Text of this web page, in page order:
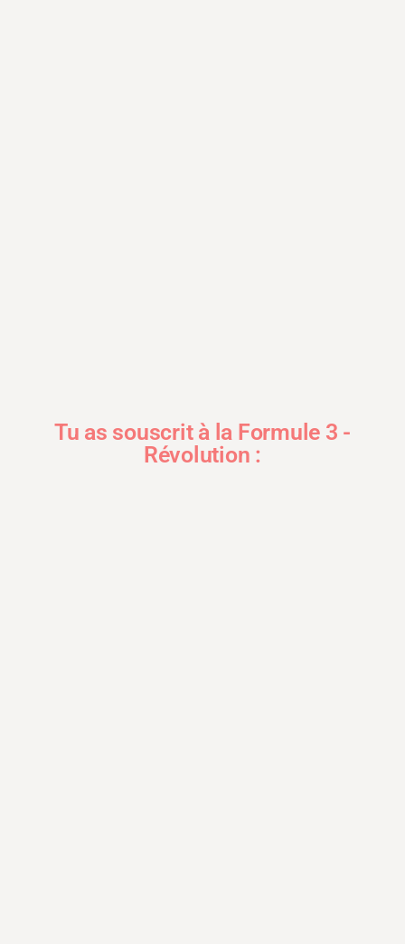
Tu as souscrit à la Formule 3 -
Révolution :